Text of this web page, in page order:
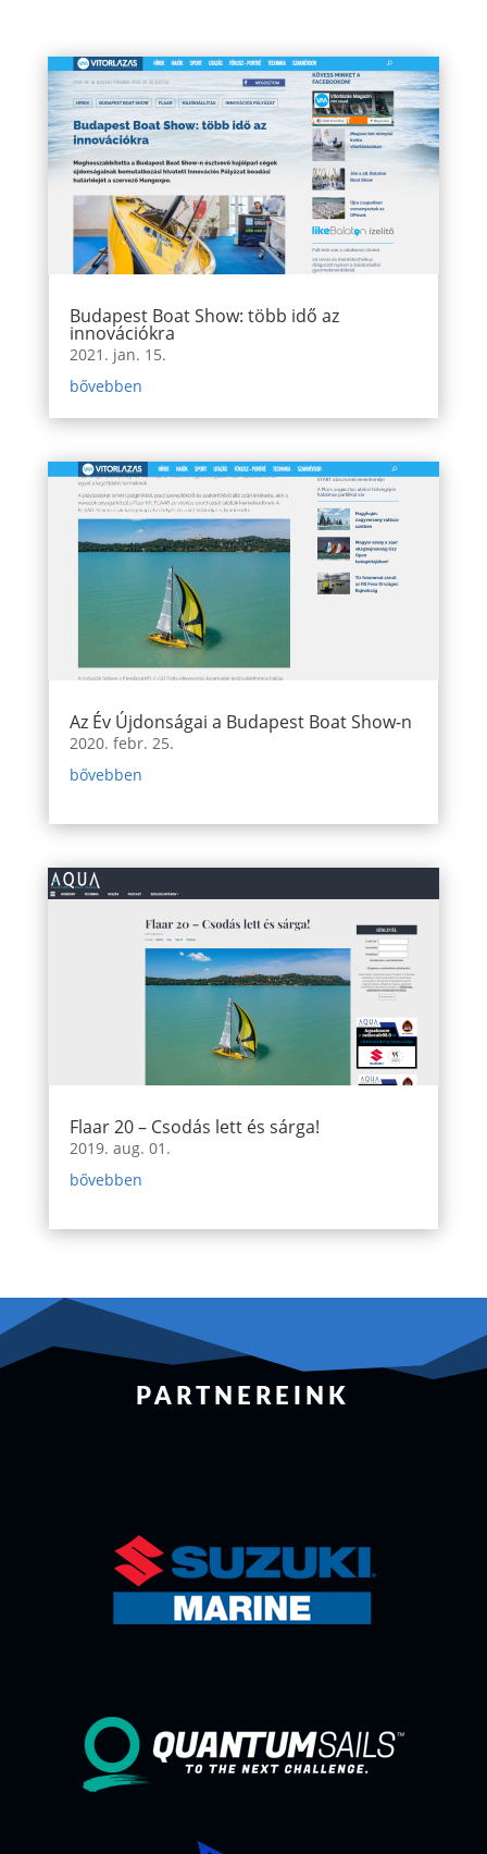
Budapest Boat Show: több idő az
innovációkra
2021. jan. 15.
bővebben
Az Év Újdonságai a Budapest Boat Show-n
2020. febr. 25.
bővebben
Flaar 20 – Csodás lett és sárga!
2019. aug. 01.
bővebben
PARTNEREINK